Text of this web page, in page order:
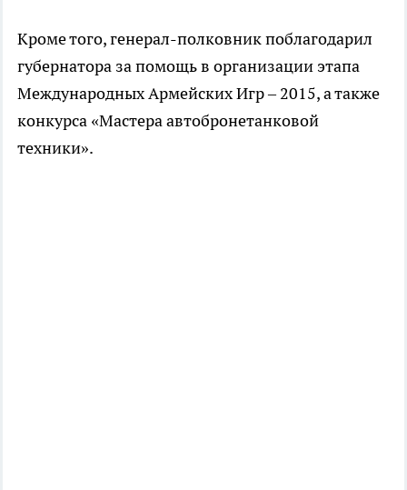
Кроме того, генерал-полковник поблагодарил
губернатора за помощь в организации этапа
Международных Армейских Игр – 2015, а также
конкурса «Мастера автобронетанковой
техники».